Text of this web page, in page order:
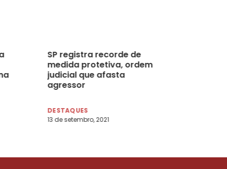
SP registra recorde de
medida protetiva, ordem
judicial que afasta
agressor
DESTAQUES
13 de setembro, 2021